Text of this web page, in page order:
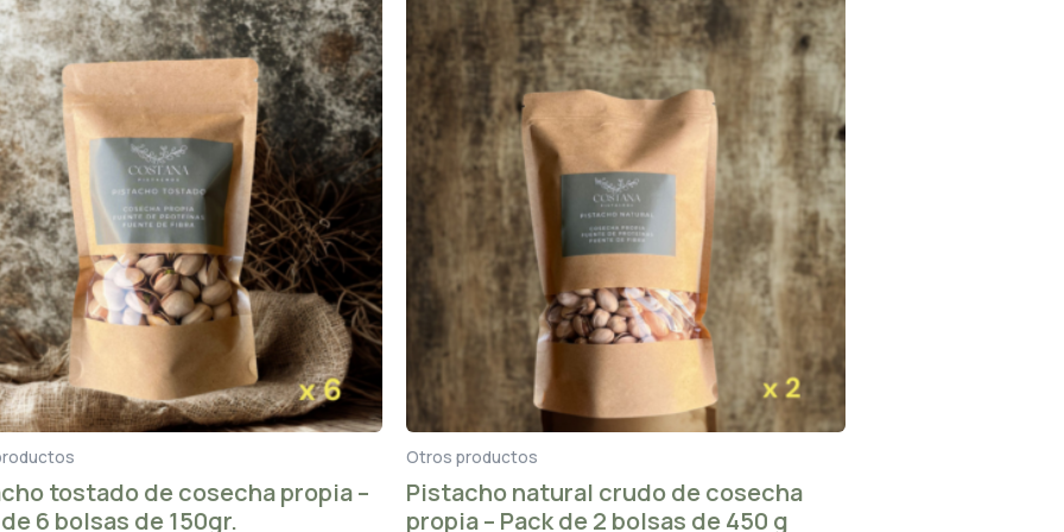
tostado de cosecha propia –
6 bolsas de 150gr.
Otros productos
Pistacho natural crudo de cosecha
propia – Pack de 2 bolsas de 450 g